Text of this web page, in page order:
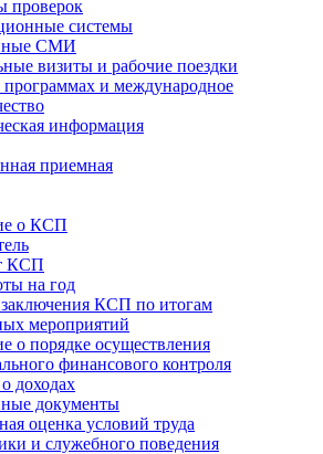
проверок
системы
СМИ
визиты и рабочие поездки
программах и международное
информация
приемная
о КСП
КСП
на год
КСП по итогам
мероприятий
о порядке осуществления
финансового контроля
доходах
документы
оценка условий труда
и служебного поведения